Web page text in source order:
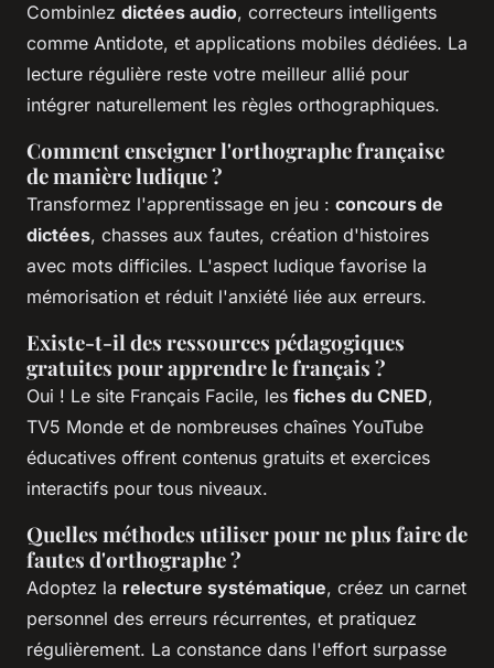
Combinlez dictées audio, correcteurs intelligents
comme Antidote, et applications mobiles dédiées. La
lecture régulière reste votre meilleur allié pour
intégrer naturellement les règles orthographiques.
Comment enseigner l'orthographe française
de manière ludique ?
Transformez l'apprentissage en jeu : concours de
dictées, chasses aux fautes, création d'histoires
avec mots difficiles. L'aspect ludique favorise la
mémorisation et réduit l'anxiété liée aux erreurs.
Existe-t-il des ressources pédagogiques
gratuites pour apprendre le français ?
Oui ! Le site Français Facile, les fiches du CNED,
TV5 Monde et de nombreuses chaînes YouTube
éducatives offrent contenus gratuits et exercices
interactifs pour tous niveaux.
Quelles méthodes utiliser pour ne plus faire de
fautes d'orthographe ?
Adoptez la relecture systématique, créez un carnet
personnel des erreurs récurrentes, et pratiquez
régulièrement. La constance dans l'effort surpasse